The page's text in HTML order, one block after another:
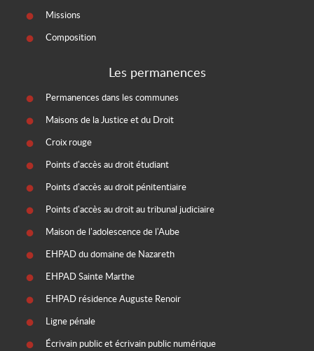
Missions
Composition
Les permanences
Permanences dans les communes
Maisons de la Justice et du Droit
Croix rouge
Points d'accès au droit étudiant
Points d'accès au droit pénitentiaire
Points d'accès au droit au tribunal judiciaire
Maison de l'adolescence de l'Aube
EHPAD du domaine de Nazareth
EHPAD Sainte Marthe
EHPAD résidence Auguste Renoir
Ligne pénale
Écrivain public et écrivain public numérique